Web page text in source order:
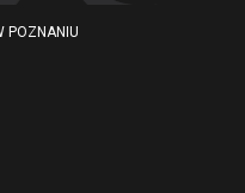
POZNANIU